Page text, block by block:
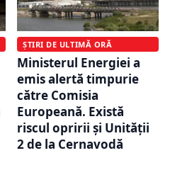
ȘTIRI DE ULTIMĂ ORĂ
Ministerul Energiei a
emis alertă timpurie
către Comisia
Europeană. Există
riscul opririi și Unității
2 de la Cernavodă